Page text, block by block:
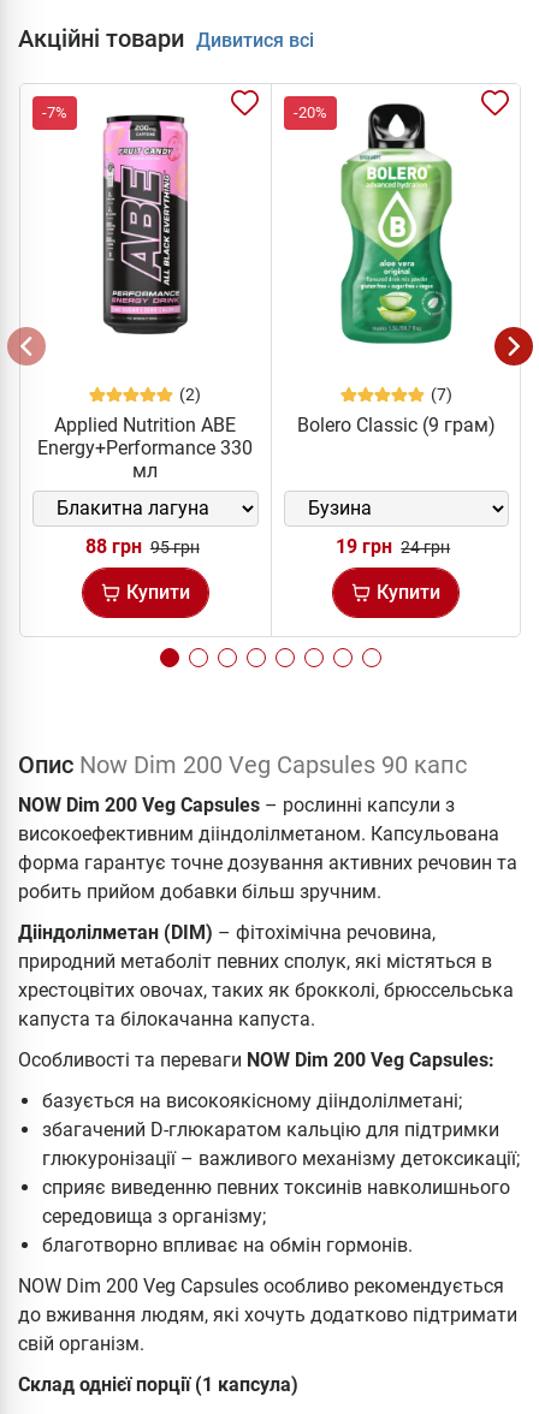
Акційні товари Дивитися всі
-7%
(2)
Applied Nutrition ABE
Energy+Performance 330
мл
88 грн 95 грн
Купити
-20%
(7)
Bolero Classic (9 грам)
19 грн 24 грн
Купити
Опис Now Dim 200 Veg Capsules 90 капс
NOW Dim 200 Veg Capsules – рослинні капсули з
високоефективним дііндолілметаном. Капсульована
форма гарантує точне дозування активних речовин та
робить прийом добавки більш зручним.
Дііндолілметан (DIM) – фітохімічна речовина,
природний метаболіт певних сполук, які містяться в
хрестоцвітих овочах, таких як брокколі, брюссельська
капуста та білокачанна капуста.
Особливості та переваги NOW Dim 200 Veg Capsules:
базується на високоякісному дііндолілметані;
збагачений D-глюкаратом кальцію для підтримки
глюкуронізації – важливого механізму детоксикації;
сприяє виведенню певних токсинів навколишнього
середовища з організму;
благотворно впливає на обмін гормонів.
NOW Dim 200 Veg Capsules особливо рекомендується
до вживання людям, які хочуть додатково підтримати
свій організм.
Склад однієї порції (1 капсула)